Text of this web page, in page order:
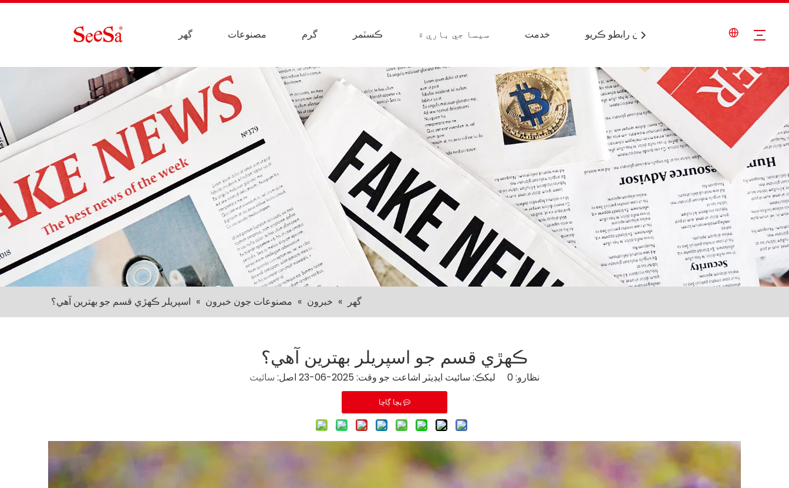
گهر مصنوعات گرم ڪسٽمر سيسا جي باري ۾ خدمت اسان سان رابطو ڪريو خبرون
گهر » خبرون » مصنوعات جون خبرون » اسپريلر ڪهڙي قسم جو بهترين آهي؟
ڪهڙي قسم جو اسپريلر بهترين آهي؟
نظارو:0 ليکڪ: سائيٽ ايڊيٽر اشاعت جو وقت: 2025-06-23 اصل: سائيٽ
پڇا ڳاڇا